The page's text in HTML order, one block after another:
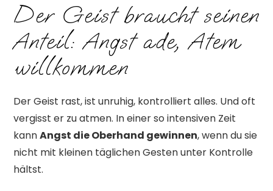
Der Geist braucht seinen
Anteil: Angst ade, Atem
willkommen
Der Geist rast, ist unruhig, kontrolliert alles. Und oft
vergisst er zu atmen. In einer so intensiven Zeit
kannAngst die Oberhand gewinnen, wenn du sie
nicht mit kleinen täglichen Gesten unter Kontrolle
hältst.